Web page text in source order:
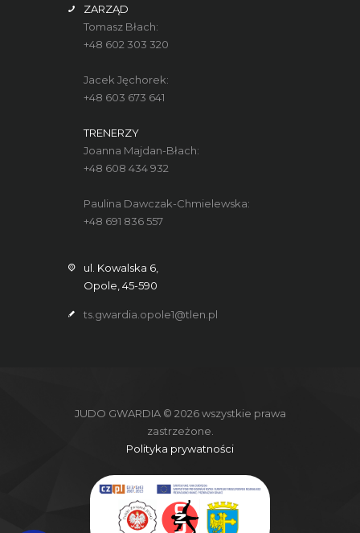
ZARZĄD
Tomasz Błach:
+48 602 303 320
Jacek Jęchorek:
+48 603 673 641
TRENERZY
Joanna Majdan-Błach:
+48 608 434 932
Paulina Dawczak-Chmielewska:
+48 691 836 557
ul. Kowalska 6,
Opole, 45-590
ts.gwardia.opole1@tlen.pl
JUDO GWARDIA © 2026 wszystkie prawa
zastrzeżone.
Polityka prywatności